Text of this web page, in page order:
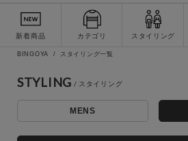
新着商品 カテゴリ スタイリング
詳細検索
BINGOYA スタイリング一覧
STYLING
MENS